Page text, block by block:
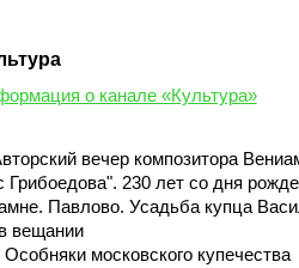
о канале «Культура»
вечер композитора
Грибоедова". 230 лет со дня
Павлово. Усадьба купца
вещании
московского купечества